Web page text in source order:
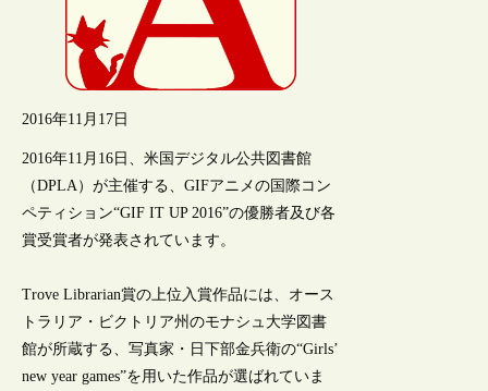
2016年11月17日
2016年11月16日、米国デジタル公共図書館
（DPLA）が主催する、GIFアニメの国際コン
ペティション“GIF IT UP 2016”の優勝者及び各
賞受賞者が発表されています。
Trove Librarian賞の上位入賞作品には、オース
トラリア・ビクトリア州のモナシュ大学図書
館が所蔵する、写真家・日下部金兵衛の“Girls’
new year games”を用いた作品が選ばれていま